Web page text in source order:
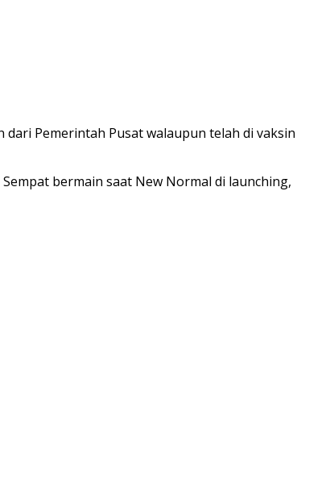
Pemerintah Pusat walaupun telah di vaksin
bermain saat New Normal di launching,